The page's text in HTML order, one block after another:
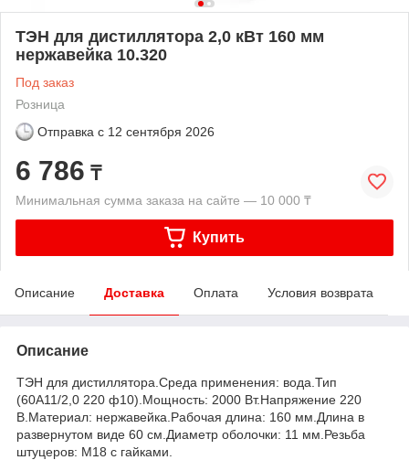
ТЭН для дистиллятора 2,0 кВт 160 мм
нержавейка 10.320
Под заказ
Розница
Отправка с 12 сентября 2026
6 786 ₸
Минимальная сумма заказа на сайте — 10 000 ₸
Купить
Описание Доставка Оплата Условия возврата
Описание
ТЭН для дистиллятора.Среда применения: вода.Тип
(60А11/2,0 220 ф10).Мощность: 2000 Вт.Напряжение 220
В.Материал: нержавейка.Рабочая длина: 160 мм.Длина в
развернутом виде 60 см.Диаметр оболочки: 11 мм.Резьба
штуцеров: М18 с гайками.